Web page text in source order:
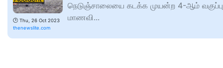
🕑 Thu, 26 Oct 2023
thenewslite.com
நெடுஞ்சாலையை கடக்க முயன்ற 4-ஆம் வகுப்பு
மாணவி...